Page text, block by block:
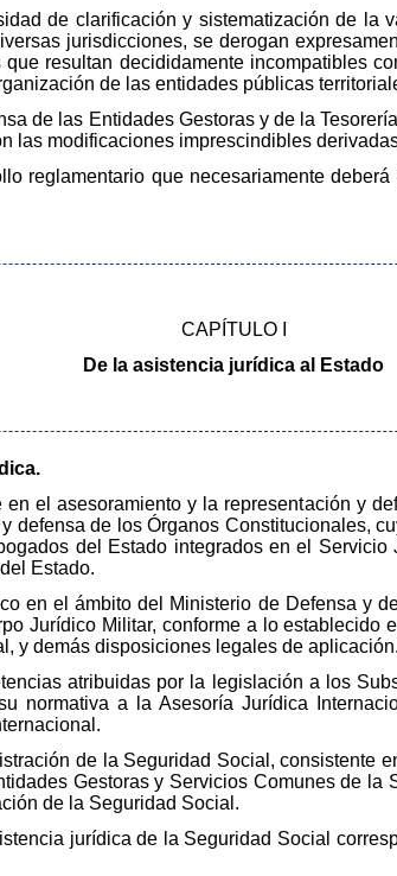
de clarificación y sistematización de la
jurisdicciones, se derogan
resultan decididamente incompatibles
de las entidades públicas
de las Entidades Gestoras y de la
las modificaciones imprescindibles
reglamentario que necesariamente
CAPÍTULO I
De la asistencia jurídica al Estado
el asesoramiento y la representación y
defensa de los Órganos Constitucionales,
del Estado integrados en el
Estado.
en el ámbito del Ministerio de Defensa y
Jurídico Militar, conforme a lo establecido
y demás disposiciones legales de aplicación.
atribuidas por la legislación a los
normativa a la Asesoría Jurídica
de la Seguridad Social, consistente
Gestoras y Servicios Comunes de la
de la Seguridad Social.
jurídica de la Seguridad Social